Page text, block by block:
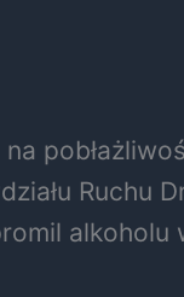
Ruchu
alkoholu